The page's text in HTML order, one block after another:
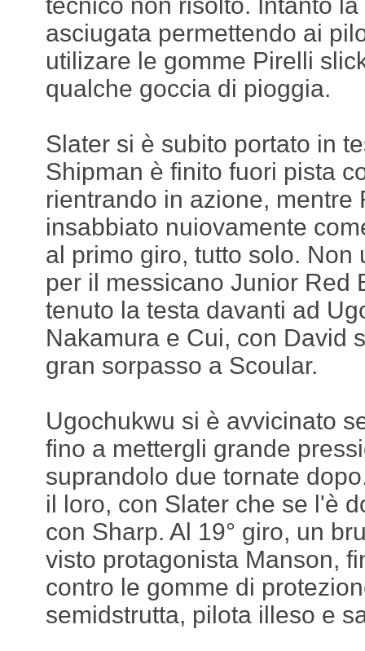
tecnico non risolto. Intanto
asciugata permettendo ai
utilizare le gomme Pirelli
qualche goccia di pioggia.
Slater si è subito portato in
Shipman è finito fuori pista
rientrando in azione, mentre
insabbiato nuiovamente
al primo giro, tutto solo. Non
per il messicano Junior Red
tenuto la testa davanti ad
Nakamura e Cui, con David
gran sorpasso a Scoular.
Ugochukwu si è avvicinato
fino a mettergli grande
suprandolo due tornate
il loro, con Slater che se l'è
con Sharp. Al 19° giro, un
visto protagonista Manson,
contro le gomme di
semidstrutta, pilota illeso e